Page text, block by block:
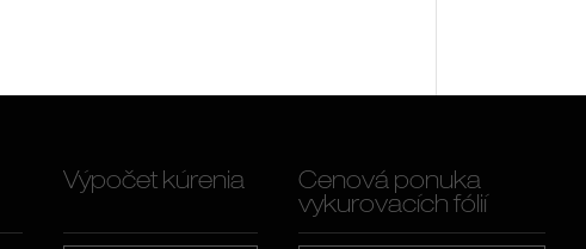
Výpočet kúrenia
Cenová ponuka
vykurovacích fólií